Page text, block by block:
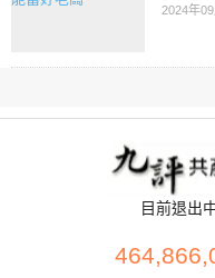
2024年
目前退出